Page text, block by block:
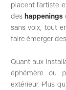
placent l’artiste
des happenings
sans voix, tout
faire émerger
Quant aux
éphémère ou
extérieur. Plus